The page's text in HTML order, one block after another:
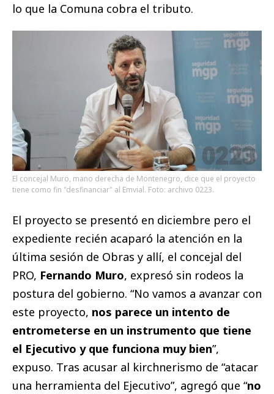
lo que la Comuna cobra el tributo.
El concejal Muro, mano derecha de Montenegro, dice que el proyecto
tiene como fin "desfinanciar" al Emvial. Foto: archivo 0223.
El proyecto se presentó en diciembre pero el
expediente recién acaparó la atención en la
última sesión de Obras y allí, el concejal del
PRO, Fernando Muro, expresó sin rodeos la
postura del gobierno. “No vamos a avanzar con
este proyecto, nos parece un intento de
entrometerse en un instrumento que tiene
el Ejecutivo y que funciona muy bien”,
expuso. Tras acusar al kirchnerismo de “atacar
una herramienta del Ejecutivo”, agregó que “no